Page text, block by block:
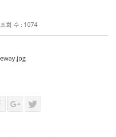
조회 수 : 1074